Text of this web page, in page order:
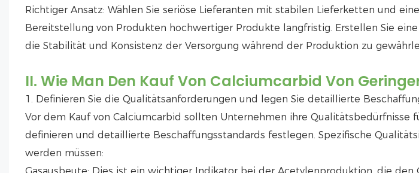
Richtiger Ansatz: Wählen Sie seriöse Lieferanten mit stabilen Lieferketten und
Bereitstellung von Produkten hochwertiger Produkte langfristig. Erstellen Sie
die Stabilität und Konsistenz der Versorgung während der Produktion zu
II. Wie Man Den Kauf Von Calciumcarbid Von
1. Definieren Sie die Qualitätsanforderungen und legen Sie detaillierte
Vor dem Kauf von Calciumcarbid sollten Unternehmen ihre Qualitätsbedürfnisse
definieren und detaillierte Beschaffungsstandards festlegen. Spezifische
werden müssen: